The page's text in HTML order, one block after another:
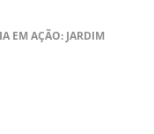
EM AÇÃO: JARDIM